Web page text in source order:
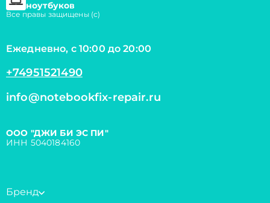
ноутбуков
Все правы защищены (с)
Ежедневно, с 10:00 до 20:00
+74951521490
info@notebookfix-repair.ru
ООО "ДЖИ БИ ЭС ПИ"
ИНН 5040184160
Бренд